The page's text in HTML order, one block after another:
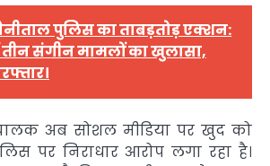
पुलिस का ताबड़तोड़ एक्शन:
संगीन मामलों का खुलासा,
अब सोशल मीडिया पर खुद को
पर निराधार आरोप लगा रहा है।